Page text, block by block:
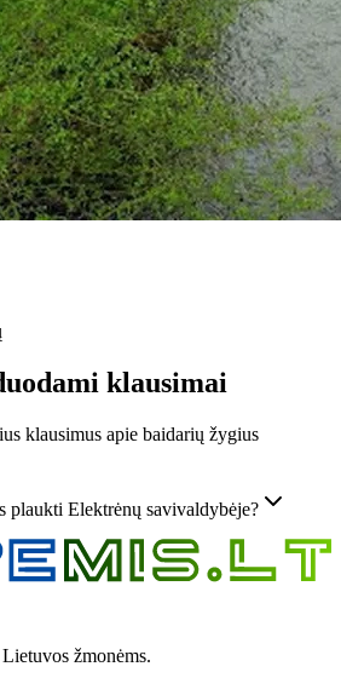
klausimai
klausimus apie baidarių žygius
plaukti Elektrėnų savivaldybėje?
žmonėms.